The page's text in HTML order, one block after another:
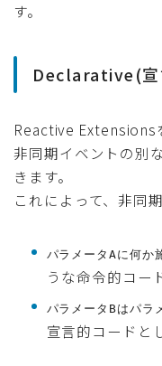
す。
Declarative(宣
Reactive Extensions
非同期イベントの別
きます。
これによって、非同
パラメータAに何か
うな命令的コー
パラメータBはパラ
宣言的コードと